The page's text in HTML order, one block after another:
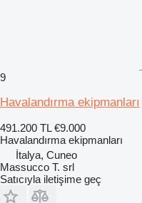
9
Havalandırma ekipmanları
491.200 TL €9.000
Havalandırma ekipmanları
İtalya, Cuneo
Massucco T. srl
Satıcıyla iletişime geç